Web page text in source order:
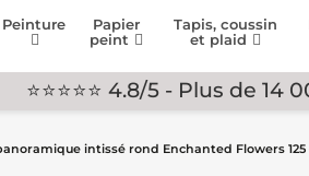
Peinture
Papier
peint
Tapis, coussin
et plaid
⭐⭐⭐⭐⭐ 4.8/5 - Plus de
intissé rond Enchanted Flowers 125